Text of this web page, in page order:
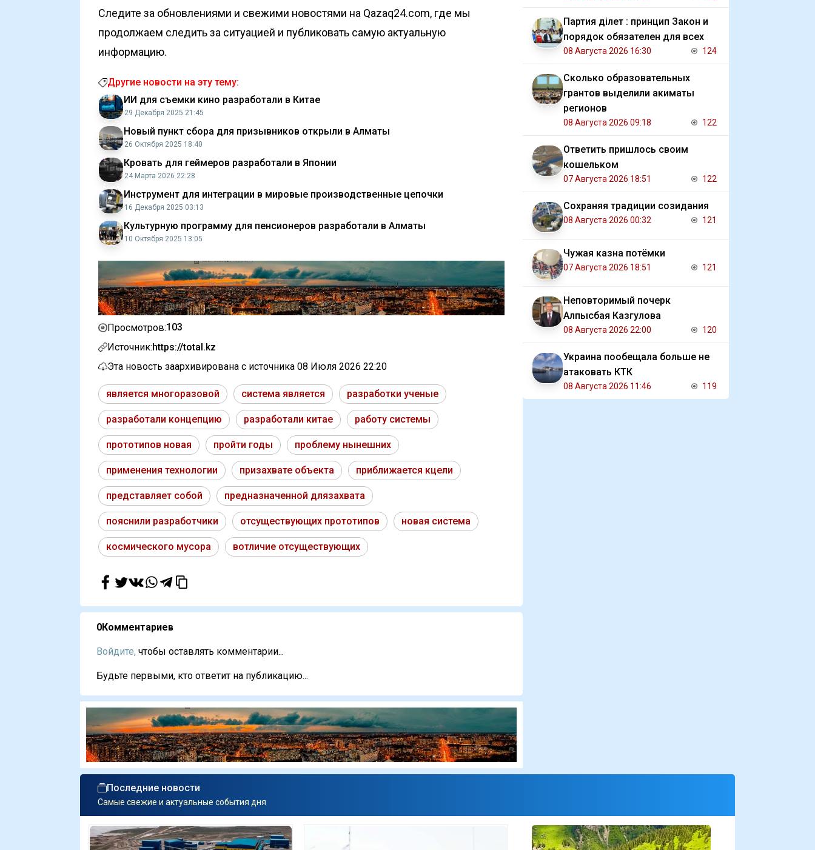
Следите за обновлениями и свежими новостями на Qazaq24.com, где мы
продолжаем следить за ситуацией и публиковать самую актуальную
информацию.
Другие новости на эту тему:
ИИ для съемки кино разработали в Китае
29 Декабря 2025 21:45
Новый пункт сбора для призывников открыли в Алматы
26 Октября 2025 18:40
Кровать для геймеров разработали в Японии
24 Марта 2026 22:28
Инструмент для интеграции в мировые производственные цепочки
16 Декабря 2025 03:13
Культурную программу для пенсионеров разработали в Алматы
10 Октября 2025 13:05
Просмотров:103
Источник:https://total.kz
Эта новость заархивирована с источника 08 Июля 2026 22:20
является многоразовой система является разработки ученые
разработали концепцию разработали китае работу системы
прототипов новая пройти годы проблему нынешних
применения технологии призахвате объекта приближается кцели
представляет собой предназначенной длязахвата
пояснили разработчики отсуществующих прототипов новая система
космического мусора вотличие отсуществующих
0Комментариев
Войдите, чтобы оставлять комментарии...
Будьте первыми, кто ответит на публикацию...
Партия Әділет : принцип Закон и
порядок обязателен для всех
08 Августа 2026 16:30 124
Сколько образовательных
грантов выделили акиматы
регионов
08 Августа 2026 09:18 122
Ответить пришлось своим
кошельком
07 Августа 2026 18:51 122
Сохраняя традиции созидания
08 Августа 2026 00:32 121
Чужая казна потёмки
07 Августа 2026 18:51 121
Неповторимый почерк
Алпысбая Казгулова
08 Августа 2026 22:00 120
Украина пообещала больше не
атаковать КТК
08 Августа 2026 11:46 119
Последние новости
Самые свежие и актуальные события дня